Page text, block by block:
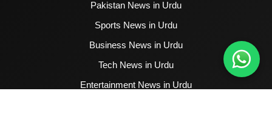
Pakistan News in Urdu
Sports News in Urdu
Business News in Urdu
Tech News in Urdu
Entertainment News in Urdu